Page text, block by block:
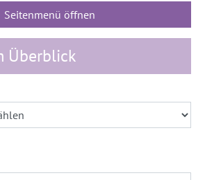
Seitenmenü öffnen
Überblick